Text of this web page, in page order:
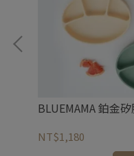
BLUEMAMA 鉑金
NT$1,180